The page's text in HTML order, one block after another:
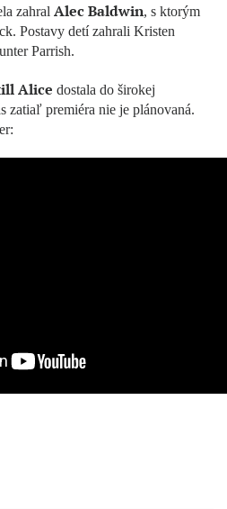
zahral Alec Baldwin, s ktorým
Postavy detí zahrali Kristen
Parrish.
Alice dostala do širokej
zatiaľ premiéra nie je plánovaná.